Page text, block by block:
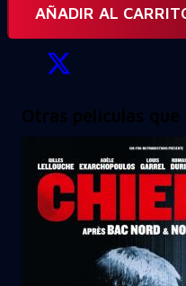
AÑADIR AL
Otras películas